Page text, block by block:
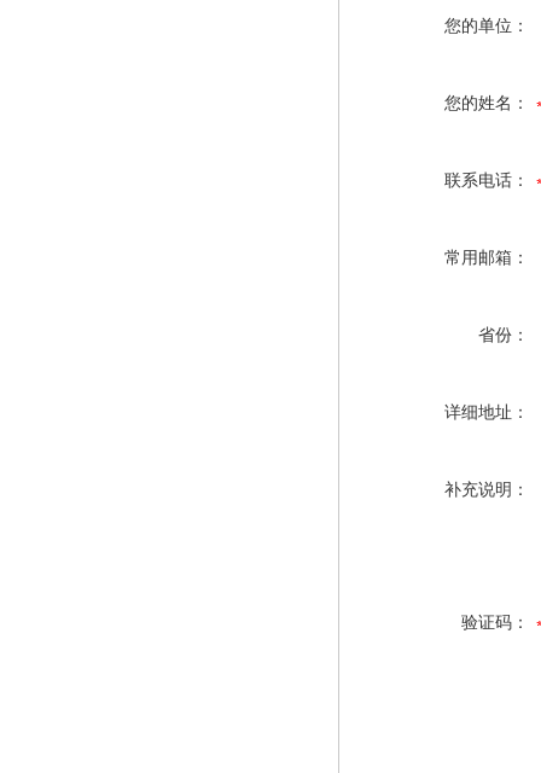
您的单位：
您的姓名：
联系电话：
常用邮箱：
省份：
详细地址：
补充说明：
验证码：